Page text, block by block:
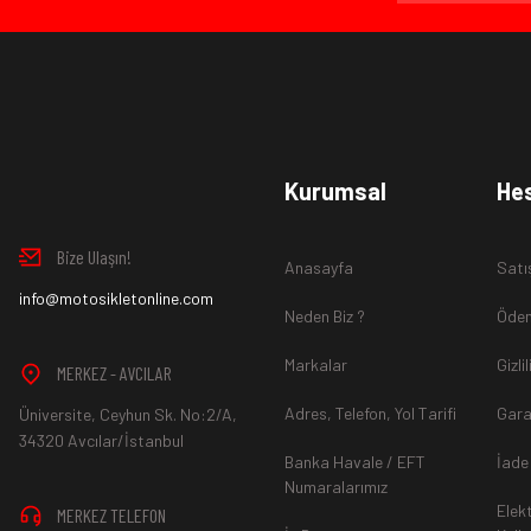
www.MotosikletOnline.com alışveriş sitesinden almış
Aksi durum söz konusu olduğunda
*İade ve Değişim sürecinde ürünlerin "Gönderici Ödemeli”
Bize Ulaşın!
info@motosikletonline.com
MERKEZ - AVCILAR
Üniversite, Ceyhun Sk. No:2/A,
34320 Avcılar/İstanbul
MERKEZ TELEFON
Kurumsal
Anasayfa
Neden Biz ?
Markalar
Adres, Telefon, Yol Tarifi
Banka Havale / EFT
Numaralarımız
İade